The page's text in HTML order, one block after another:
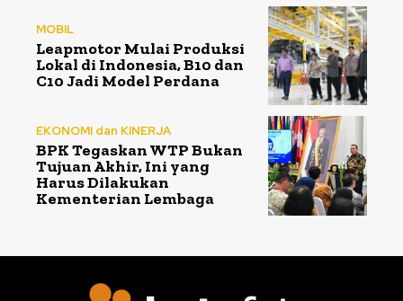
MOBIL
Leapmotor Mulai Produksi
Lokal di Indonesia, B10 dan
C10 Jadi Model Perdana
EKONOMI dan KINERJA
BPK Tegaskan WTP Bukan
Tujuan Akhir, Ini yang
Harus Dilakukan
Kementerian Lembaga